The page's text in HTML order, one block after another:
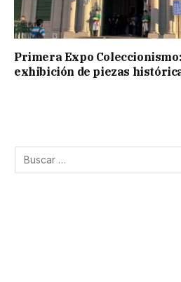
Primera Expo
exhibición de piezas